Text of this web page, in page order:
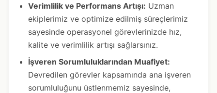
Verimlilik ve Performans Artışı: Uzman
ekiplerimiz ve optimize edilmiş süreçlerimiz
sayesinde operasyonel görevlerinizde hız,
kalite ve verimlilik artışı sağlarsınız.
İşveren Sorumluluklarından Muafiyet:
Devredilen görevler kapsamında ana işveren
sorumluluğunu üstlenmemiz sayesinde,